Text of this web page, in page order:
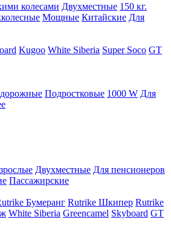
колесами Двухместные 150 кг.
Мощные Китайские Для
Kugoo White Siberia Super Soco GT
Подростковые 1000 W Для
Двухместные Для пенсионеров
Пассажирские
Бумеранг Rutrike Шкипер Rutrike
White Siberia Greencamel Skyboard GT